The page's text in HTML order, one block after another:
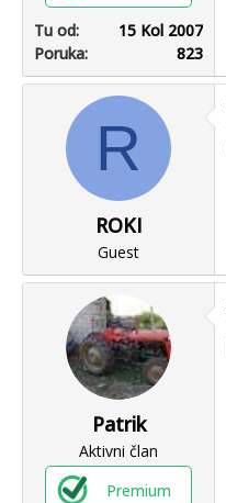
Tu od
15 Kol 2007
Poruka
823
R
ROKI
Guest
Patrik
Aktivni član
Premium